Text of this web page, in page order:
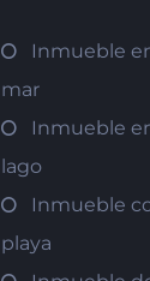
Inmueble
mar
Inmueble
lago
Inmueble
playa